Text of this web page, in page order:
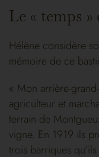
Le « temps
Hélène considère
mémoire de ce
« Mon arrière-
agriculteur et
terrain de
vigne. En 1919 ils
trois barriques